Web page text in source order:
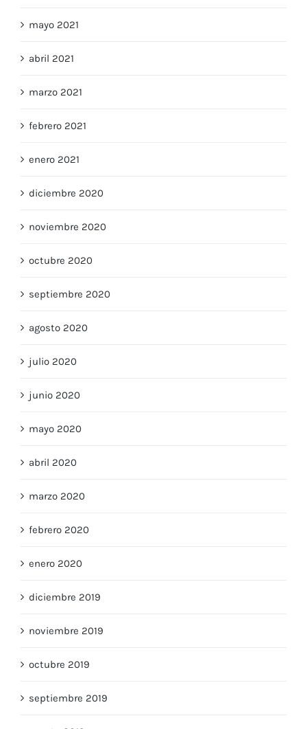
junio 2021
mayo 2021
abril 2021
marzo 2021
febrero 2021
enero 2021
diciembre 2020
noviembre 2020
octubre 2020
septiembre 2020
agosto 2020
julio 2020
junio 2020
mayo 2020
abril 2020
marzo 2020
febrero 2020
enero 2020
diciembre 2019
noviembre 2019
octubre 2019